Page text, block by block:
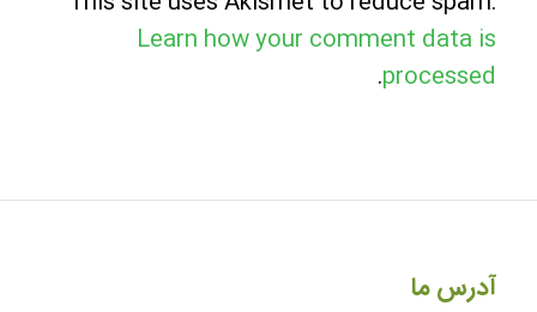
Learn how your comment data is
processed
.
آدرس ما